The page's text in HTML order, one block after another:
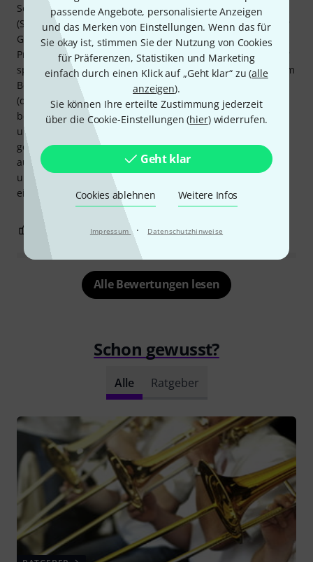
passende Angebote, personalisierte Anzeigen
und das Merken von Einstellungen. Wenn das für
Sie okay ist, stimmen Sie der Nutzung von Cookies
für Präferenzen, Statistiken und Marketing
einfach durch einen Klick auf „Geht klar“ zu (alle
anzeigen).
Sie können Ihre erteilte Zustimmung jederzeit
über die Cookie-Einstellungen (hier) widerrufen.
Geht klar
Cookies ablehnen Weitere Infos
Impressum · Datenschutzhinweise
Serie. Ich spiele sie hauptsächlich in einer Blaskapelle
(Straßenmusikensemble). Neben der dezenten Eleganz der
Gegengewichtsdetails finde ich, dass sie eine viel bessere
Projektion hat, angenehmer zu spielen ist und sich leichter
spielen lässt, wenn Kraft gefragt ist. Ich spiele sie mit einem
Best Brass TB-S-6B oder einem Denis Wick 7CS Mundstück
(das ich bereits besaß und auf meiner alten Posaune
benutzt hatte). Das mitgelieferte Mundstück ist...
unspektakulär, besonders wenn man bestimmte Modelle
gewohnt ist. Ganz zu schweigen vom Originalkoffer, der
aussieht, als käme er aus einer anderen Zeit. Er ist
unpraktisch und unbequem. Ich habe ihn sofort durch
einen Thomann-Koffer (Modell TV) ersetzt.
BEWERTUNG MELDEN
Alle Bewertungen lesen
Schon gewusst?
Alle Ratgeber